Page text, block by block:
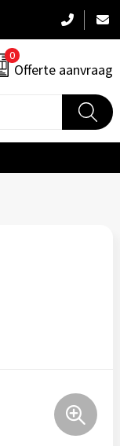
0
Offerte aanvraag